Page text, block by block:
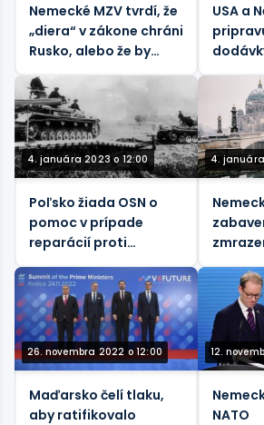
Nemecké MZV tvrdí, že
„diera“ v zákone chráni
Rusko, alebo že by
zmeniť výsledky druhej
svetovej vojny?
USA a
4. januára 2023 o 12:00
Poľsko žiada OSN o
pomoc v prípade
reparácií proti
Nemecku
4.
aktív –
26. novembra 2022 o 12:00
Maďarsko čelí tlaku,
aby ratifikovalo
12.
NATO